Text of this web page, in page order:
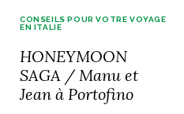
CONSEILS POUR VOTRE VOYAGE
EN ITALIE
HONEYMOON
SAGA / Manu et
Jean à Portofino